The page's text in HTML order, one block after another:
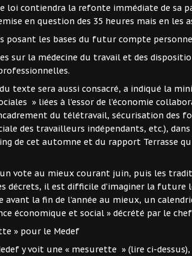
loi contiendra la refonte immédiate de sa
en question des 35 heures mais en les
posant les bases du futur compte
sur la médecine du travail et des
texte sera aussi consacré, a indiqué la
» liées à l’essor de l’économie
du télétravail, sécurisation des
des travailleurs indépendants, etc.),
de cet automne et du rapport Terrasse
un vote au mieux courant juin, puis les
décrets, il est difficile d’imaginer la future
la fin de l’année au mieux, un
économique et social » décrété par le
» pour le Medef
y voit une « mesurette » (lire ci-